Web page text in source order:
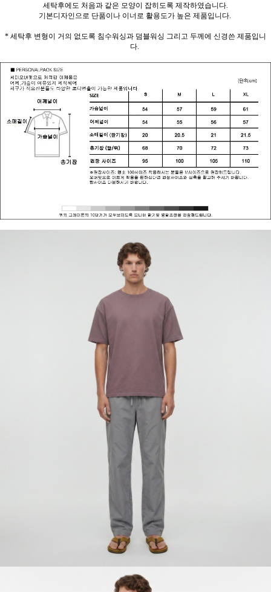
세탁후에도 처음과 같은 모양이 잡히도록 제작하였습니다.
기본디자인으로 단품이나 이너로 활용도가 높은 제품입니다.
* 세탁후 변형이 거의 없도록 침수워싱과 덤블워싱 그리고 두께에 신경쓴 제품입니
다.